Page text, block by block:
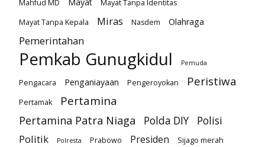
Mahfud MD
Mayat Tanpa Identitas
Mayat Tanpa Kepala
Miras Nasdem Olahraga
Pemerintahan
Pemkab Gunugkidul Pemuda
Pengacara Penganiayaan Pengeroyokan Peristiwa
Pertamak Pertamina
Pertamina Patra Niaga Polda DIY
Polisi
Politik
Polresta Prabowo Presiden Sijago merah